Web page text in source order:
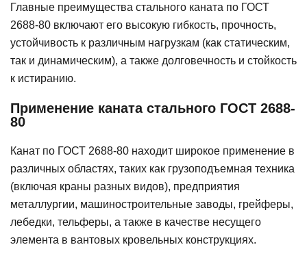
Главные преимущества стального каната по ГОСТ
2688-80 включают его высокую гибкость, прочность,
устойчивость к различным нагрузкам (как статическим,
так и динамическим), а также долговечность и стойкость
к истиранию.
Применение каната стального ГОСТ 2688-
80
Канат по ГОСТ 2688-80 находит широкое применение в
различных областях, таких как грузоподъемная техника
(включая краны разных видов), предприятия
металлургии, машиностроительные заводы, грейферы,
лебедки, тельферы, а также в качестве несущего
элемента в вантовых кровельных конструкциях.